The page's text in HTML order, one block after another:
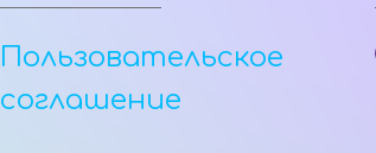
Пользовательское
соглашение